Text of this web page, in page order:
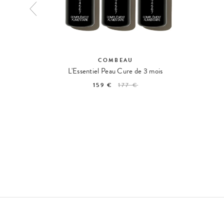
COMBEAU
L'Essentiel Peau Cure de 3 mois
159 € 177 €